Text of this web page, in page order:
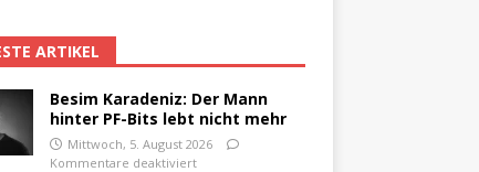
ARTIKEL
Besim Karadeniz: Der Mann
hinter PF-Bits lebt nicht mehr
Mittwoch, 5. August 2026
Kommentare deaktiviert